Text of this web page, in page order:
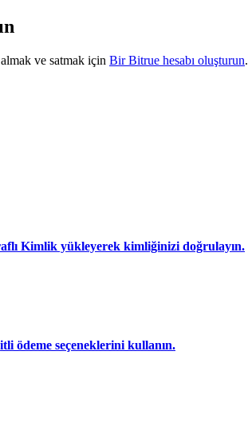
ve satmak için Bir Bitrue hesabı oluşturun.
Kimlik yükleyerek kimliğinizi doğrulayın.
ödeme seçeneklerini kullanın.